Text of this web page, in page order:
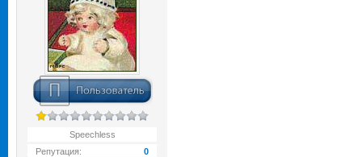
Speechless
Репутация:
0